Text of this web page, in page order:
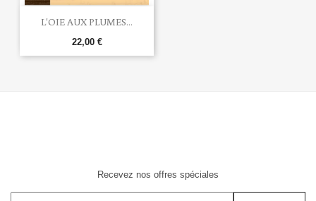
L'OIE AUX PLUMES...
22,00 €
Recevez nos offres spéciales